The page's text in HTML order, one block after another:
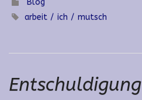
Blog
arbeit
ich
mutsch
Entschuldigung